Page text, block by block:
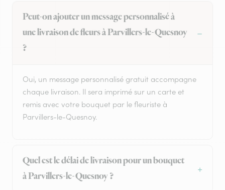
Peut-on ajouter un message personnalisé à
une livraison de fleurs à Parvillers-le-Quesnoy
?
Oui, un message personnalisé gratuit accompagne
chaque livraison. Il sera imprimé sur un carte et
remis avec votre bouquet par le fleuriste à
Parvillers-le-Quesnoy.
Quel est le délai de livraison pour un bouquet
à Parvillers-le-Quesnoy ?